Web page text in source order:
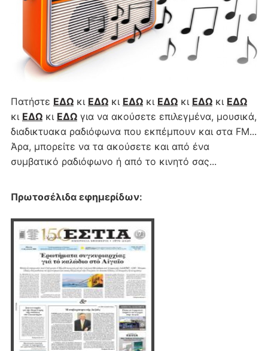
Πατήστε ΕΔΩκι ΕΔΩκι ΕΔΩκι ΕΔΩκι ΕΔΩκι ΕΔΩ
κι ΕΔΩκι ΕΔΩγια να ακούσετε επιλεγμένα, μουσικά,
διαδικτυακα ραδιόφωνα που εκπέμπουν και στα FM...
Άρα, μπορείτε να τα ακούσετε και από ένα
συμβατικό ραδιόφωνο ή από το κινητό σας...
Πρωτοσέλιδα εφημερίδων: